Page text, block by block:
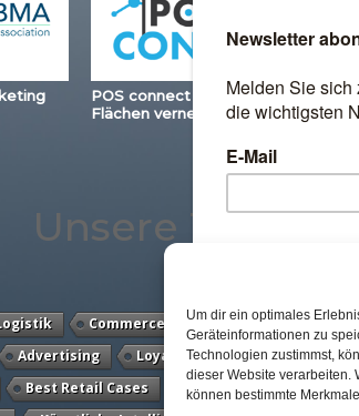
Um dir ein optimales
Geräteinformationen zu
Technologien zustimmst,
dieser Website verarbeiten.
können bestimmte
POS connect – Stationäre
Flächen vernetzen
Unsere
Commerce Location
Advertising Loyalty Mobile
Best Retail Cases Kassenlose Läden